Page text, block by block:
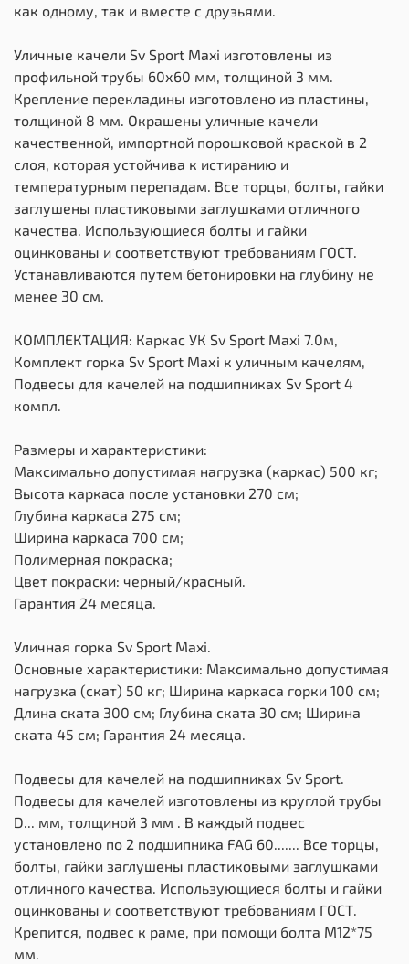
как одному, так и вместе с друзьями.
Уличные качели Sv Sport Maxi изготовлены из
профильной трубы 60х60 мм, толщиной 3 мм.
Крепление перекладины изготовлено из пластины,
толщиной 8 мм. Окрашены уличные качели
качественной, импортной порошковой краской в 2
слоя, которая устойчива к истиранию и
температурным перепадам. Все торцы, болты, гайки
заглушены пластиковыми заглушками отличного
качества. Использующиеся болты и гайки
оцинкованы и соответствуют требованиям ГОСТ.
Устанавливаются путем бетонировки на глубину не
менее 30 см.
КОМПЛЕКТАЦИЯ: Каркас УК Sv Sport Maxi 7.0м,
Комплект горка Sv Sport Махi к уличным качелям,
Подвесы для качелей на подшипниках Sv Sport 4
компл.
Размеры и характеристики:
Максимально допустимая нагрузка (каркас) 500 кг;
Высота каркаса после установки 270 см;
Глубина каркаса 275 см;
Ширина каркаса 700 см;
Полимерная покраска;
Цвет покраски: черный/красный.
Гарантия 24 месяца.
Уличная горка Sv Sport Maxi.
Основные характеристики: Максимально допустимая
нагрузка (скат) 50 кг; Ширина каркаса горки 100 см;
Длина ската 300 см; Глубина ската 30 см; Ширина
ската 45 см; Гарантия 24 месяца.
Подвесы для качелей на подшипниках Sv Sport.
Подвесы для качелей изготовлены из круглой трубы
D... мм, толщиной 3 мм . В каждый подвес
установлено по 2 подшипника FAG 60....... Все торцы,
болты, гайки заглушены пластиковыми заглушками
отличного качества. Использующиеся болты и гайки
оцинкованы и соответствуют требованиям ГОСТ.
Крепится, подвес к раме, при помощи болта М12*75
мм.